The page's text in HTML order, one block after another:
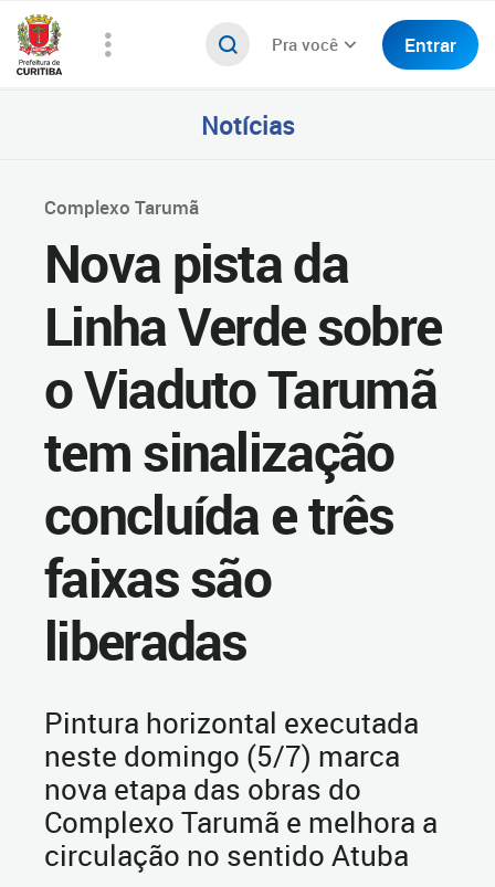
Pra você Entrar
Notícias
Complexo Tarumã
Nova pista da
Linha Verde sobre
o Viaduto Tarumã
tem sinalização
concluída e três
faixas são
liberadas
Pintura horizontal executada
neste domingo (5/7) marca
nova etapa das obras do
Complexo Tarumã e melhora a
circulação no sentido Atuba